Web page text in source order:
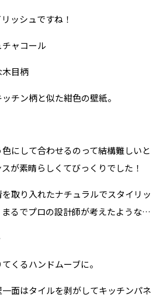
ッシュですね！
ャコール
目柄
チン柄と似た紺色の壁紙。
にして合わせるのって結構難しいと
が素晴らしくてびっくりでした！
取り入れたナチュラルでスタイリッ
るでプロの設計師が考えたような…
くるハンドムーブに。
面はタイルを剥がしてキッチンパネ